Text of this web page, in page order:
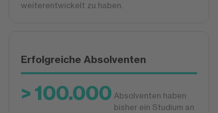
weiterentwickelt zu haben.
Erfolgreiche Absolventen
> 100.000 Absolventen haben
bisher ein Studium an